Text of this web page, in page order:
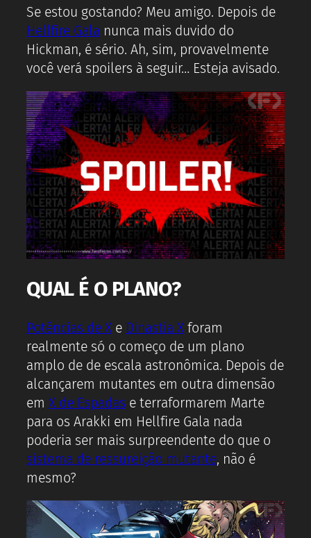
Se estou gostando? Meu amigo. Depois de
Hellfire Gala nunca mais duvido do
Hickman, é sério. Ah, sim, provavelmente
você verá spoilers à seguir… Esteja avisado.
QUAL É O PLANO?
Potências de Xe Dinastia Xforam
realmente só o começo de um plano
amplo de de escala astronômica. Depois de
alcançarem mutantes em outra dimensão
em X de Espadas e terraformarem Marte
para os Arakki em Hellfire Gala nada
poderia ser mais surpreendente do que o
sistema de ressureição mutante, não é
mesmo?